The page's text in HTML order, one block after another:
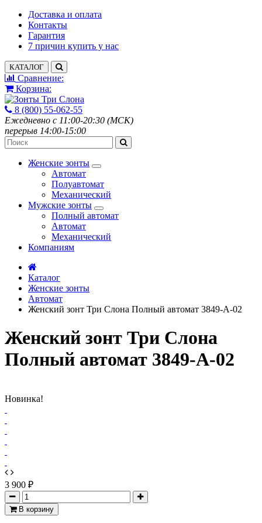
Доставка и оплата
Контакты
Гарантия
7 причин купить у нас
КАТАЛОГ
Сравнение:
Корзина:
8 (800) 55-062-55
Ежедневно с 11:00-20:30 (МСК)
перерыв 14:00-15:00
Женские зонты
Автомат
Полуавтомат
Механический
Мужские зонты
Полный автомат
Автомат
Механический
Компаниям
Каталог
Женские зонты
Автомат
Женский зонт Три Слона Полный автомат 3849-A-02
Женский зонт Три Слона
Полный автомат 3849-A-02
Новинка!
3 900 ₽
В корзину